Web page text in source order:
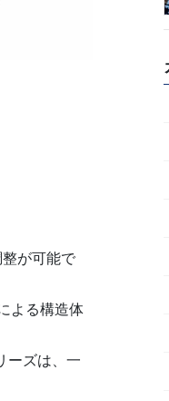
が可能で
よる構造体
ーズは、一